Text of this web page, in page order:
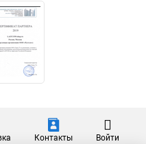
Контакты Войти